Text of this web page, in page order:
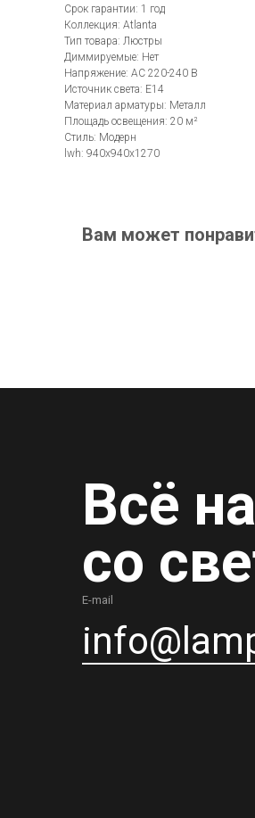
Срок гарантии: 1 год
Коллекция: Atlanta
Тип товара: Люстры
Диммируемые: Нет
Напряжение: AC 220-240 В
Источник света: E14
Материал арматуры: Металл
Площадь освещения: 20 м²
Стиль: Модерн
lwh: 940x940x1270
Вам может
Всё
со
E-mail